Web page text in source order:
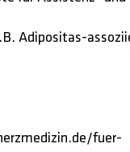
Adipositas-
fuer-